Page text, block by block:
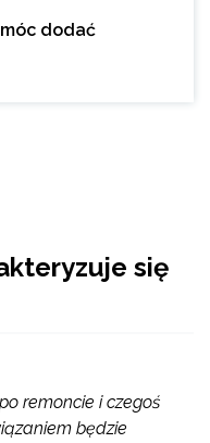
dodać
się
remoncie i czegoś
będzie